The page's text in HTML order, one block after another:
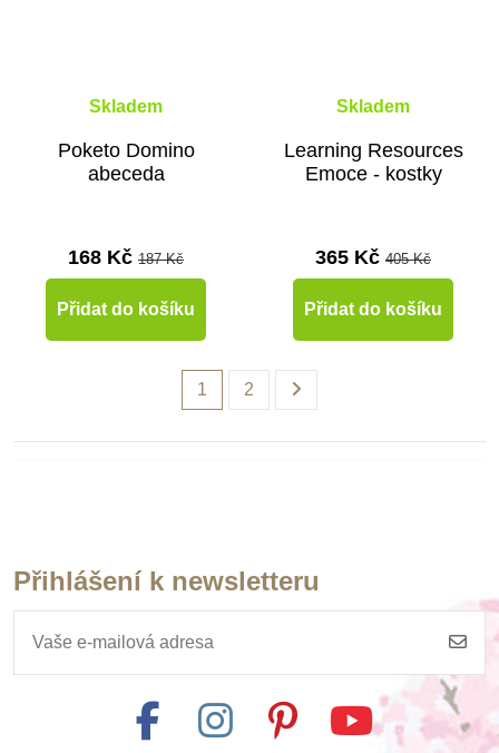
Skladem
Poketo Domino
abeceda
168 Kč 187 Kč
Přidat do košíku
Skladem
Learning Resources
Emoce - kostky
365 Kč 405 Kč
Přidat do košíku
1 2
Přihlášení k newsletteru